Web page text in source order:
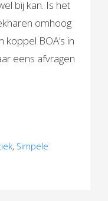
bij kan. Is het
omhoog
koppel BOA’s in
eens afvragen
, Simpele